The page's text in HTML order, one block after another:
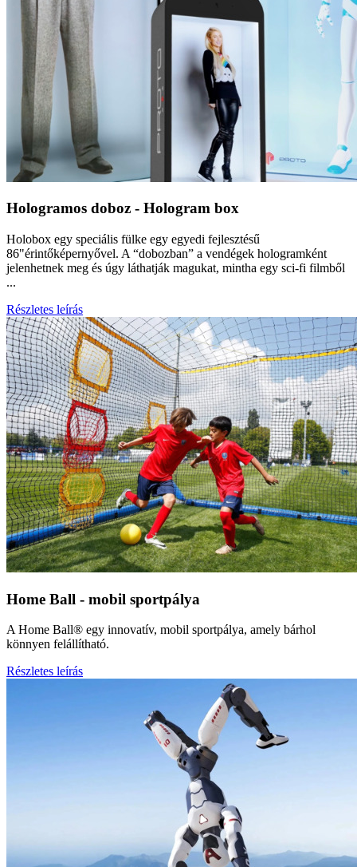
Hologramos doboz - Hologram box
Holobox egy speciális fülke egy egyedi fejlesztésű
86"érintőképernyővel. A “dobozban” a vendégek hologramként
jelenhetnek meg és úgy láthatják magukat, mintha egy sci-fi filmből
...
Részletes leírás
Home Ball - mobil sportpálya
A Home Ball® egy innovatív, mobil sportpálya, amely bárhol
könnyen felállítható.
Részletes leírás